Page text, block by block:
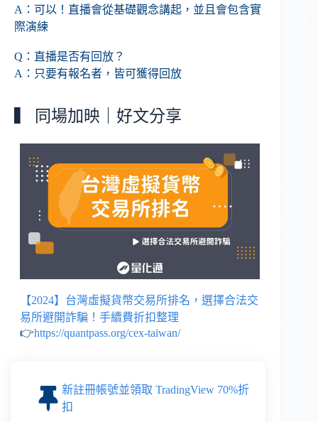
A：可以！直播會從基礎觀念講起，並且會包含實
際演練
Q：直播是否有回放？
A：只要有報名者，皆可獲得回放
▍ 同場加映｜好文分享
【2024】台灣虛擬貨幣交易所排名，選擇合法交
易所避開詐騙！手續費折扣整理
👉https://quantpass.org/cex-taiwan/
新註冊帳號並領取 TradingView 70%折
扣